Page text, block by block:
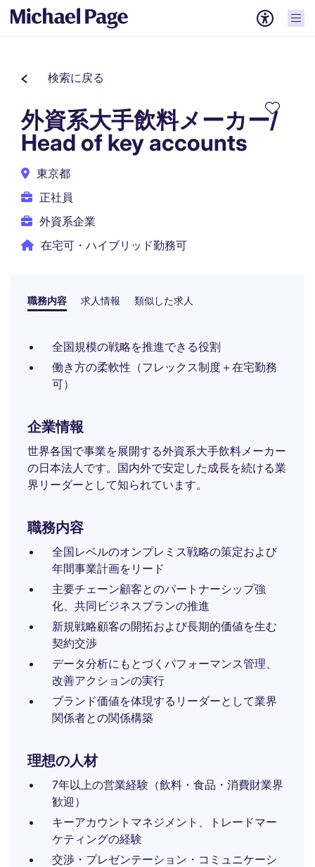
検索に戻る
外資系大手飲料メーカー/
Head of key accounts
東京都
正社員
外資系企業
在宅可・ハイブリッド勤務可
職務内容 求人情報 類似した求人
全国規模の戦略を推進できる役割
働き方の柔軟性（フレックス制度＋在宅勤務
可）
企業情報
世界各国で事業を展開する外資系大手飲料メーカー
の日本法人です。国内外で安定した成長を続ける業
界リーダーとして知られています。
職務内容
全国レベルのオンプレミス戦略の策定および
年間事業計画をリード
主要チェーン顧客とのパートナーシップ強
化、共同ビジネスプランの推進
新規戦略顧客の開拓および長期的価値を生む
契約交渉
データ分析にもとづくパフォーマンス管理、
改善アクションの実行
ブランド価値を体現するリーダーとして業界
関係者との関係構築
理想の人材
7年以上の営業経験（飲料・食品・消費財業界
歓迎）
キーアカウントマネジメント、トレードマー
ケティングの経験
交渉・プレゼンテーション・コミュニケーシ